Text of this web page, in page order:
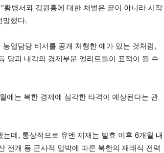
병서와 김원홍에 대한 처벌은 끝이 아니라 시작
망했다.
업담당 비서를 공개 처형한 예가 있는 것처럼,
당과 내각의 경제부문 엘리트들이 표적이 될 수
에는 북한 경제에 심각한 타격이 예상된다는 관
데, 통상적으로 유엔 제재는 발효 이후 6개월 내
전개 등 군사적 압박에 따른 북한의 재래식 전력